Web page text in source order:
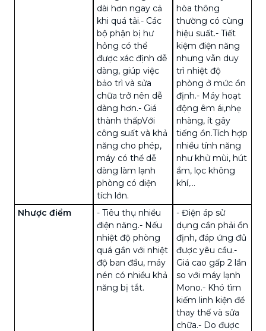
dài hơn ngay cả
khi quá tải.- Các
bộ phận bị hư
hỏng có thể
được xác định dễ
dàng, giúp việc
bảo trì và sửa
chữa trở nên dễ
dàng hơn.- Giá
thành thấpVới
công suất và khả
năng cho phép,
máy có thể dễ
dàng làm lạnh
phòng có diện
tích lớn.
hòa thông
thường có cùng
hiệu suất.- Tiết
kiệm điện năng
nhưng vẫn duy
trì nhiệt độ
phòng ở mức ổn
định.- Máy hoạt
động êm ái,nhẹ
nhàng, ít gây
tiếng ồn.Tích hợp
nhiều tính năng
như khử mùi, hút
ẩm, lọc không
khí,...
Nhược điểm
- Tiêu thụ nhiều
điện năng.- Nếu
nhiệt độ phòng
quá gần với nhiệt
độ ban đầu, máy
nén có nhiều khả
năng bị tắt.
- Điện áp sử
dụng cần phải ổn
định, đáp ứng đủ
được yêu cầu.-
Giá cao gấp 2 lần
so với máy lạnh
Mono.- Khó tìm
kiếm linh kiện để
thay thế và sửa
chữa.- Do được